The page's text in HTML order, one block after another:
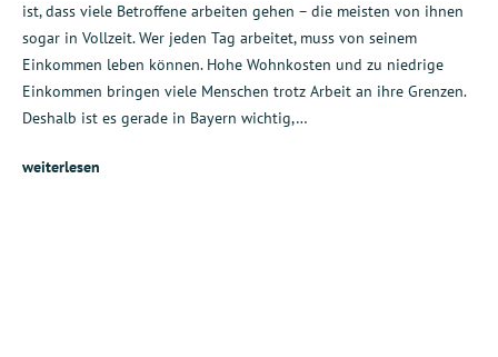
ist, dass viele Betroffene arbeiten gehen – die meisten von ihnen
sogar in Vollzeit. Wer jeden Tag arbeitet, muss von seinem
Einkommen leben können. Hohe Wohnkosten und zu niedrige
Einkommen bringen viele Menschen trotz Arbeit an ihre Grenzen.
Deshalb ist es gerade in Bayern wichtig,…
weiterlesen